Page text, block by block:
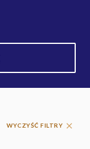
WYCZYŚĆ FILTRY